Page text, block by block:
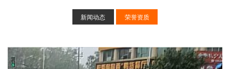
新闻动态 荣誉资质